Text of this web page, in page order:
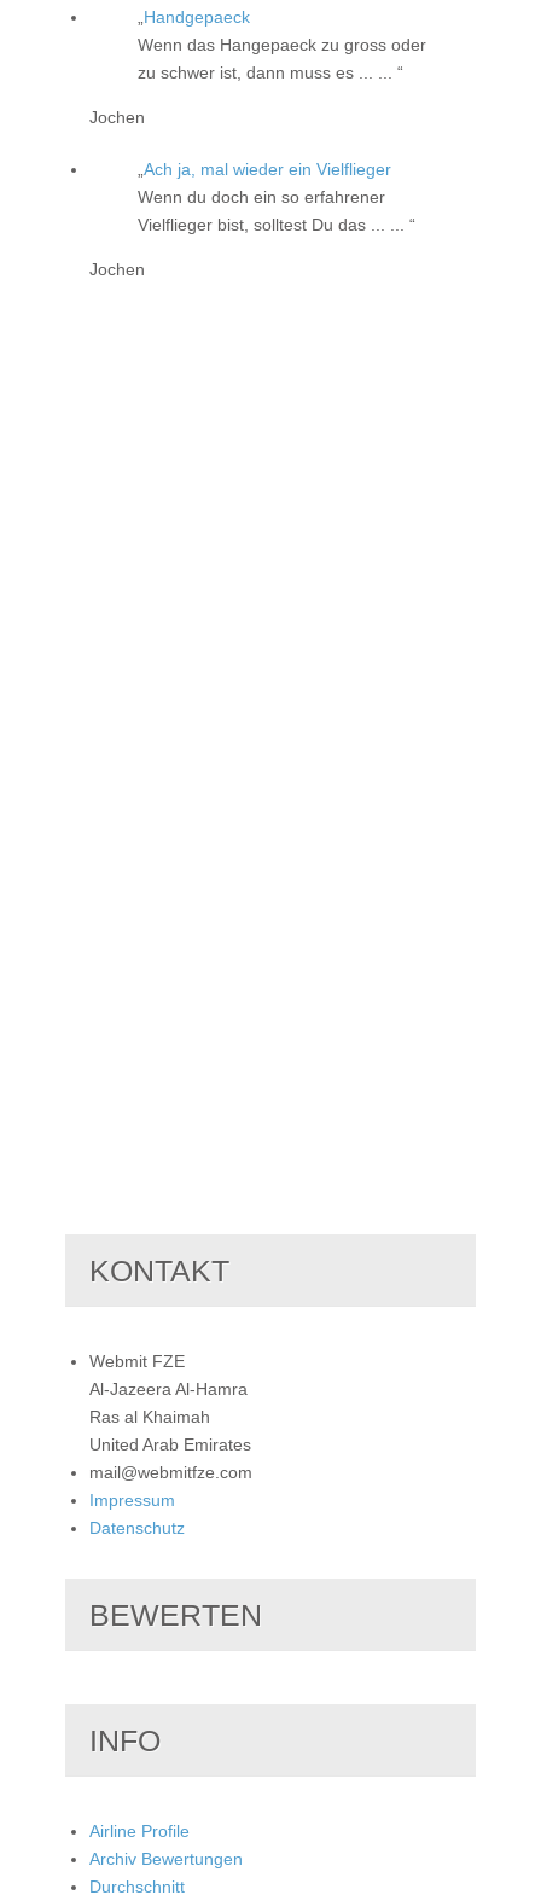
Handgepaeck
Wenn das Hangepaeck zu gross oder
zu schwer ist, dann muss es ... ...
Jochen
Ach ja, mal wieder ein Vielflieger
Wenn du doch ein so erfahrener
Vielflieger bist, solltest Du das ... ...
Jochen
KONTAKT
Webmit FZE
Al-Jazeera Al-Hamra
Ras al Khaimah
United Arab Emirates
mail@webmitfze.com
Impressum
Datenschutz
BEWERTEN
INFO
Airline Profile
Archiv Bewertungen
Durchschnitt